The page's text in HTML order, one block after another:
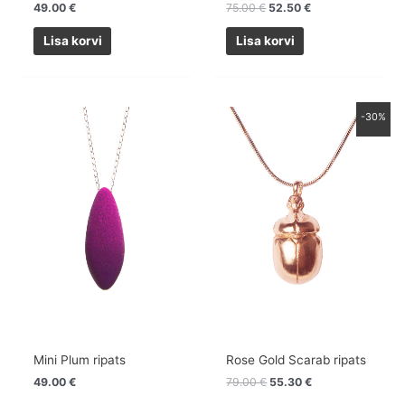
49.00€
Lisa korvi
75.00€ 52.50€
Lisa korvi
Mini Plum ripats
49.00€
-30%
Rose Gold Scarab ripats
79.00€ 55.30€
Praegune
55.30 €.